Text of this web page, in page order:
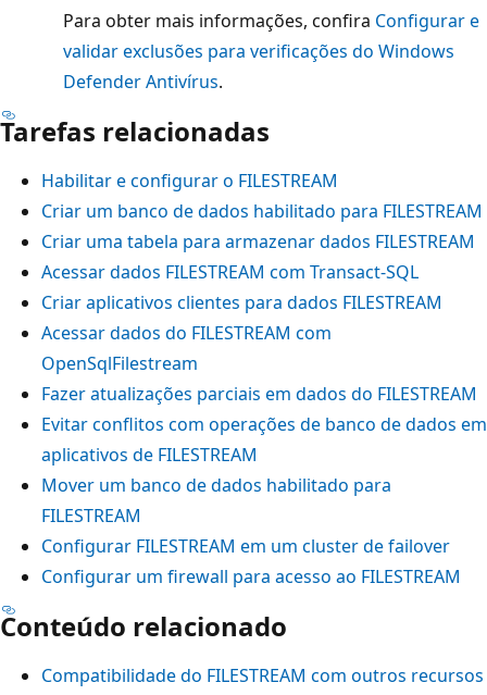
Para obter mais informações, confira Configurar e
validar exclusões para verificações do Windows
Defender Antivírus.
Tarefas relacionadas
Habilitar e configurar o FILESTREAM
Criar um banco de dados habilitado para FILESTREAM
Criar uma tabela para armazenar dados FILESTREAM
Acessar dados FILESTREAM com Transact-SQL
Criar aplicativos clientes para dados FILESTREAM
Acessar dados do FILESTREAM com
OpenSqlFilestream
Fazer atualizações parciais em dados do FILESTREAM
Evitar conflitos com operações de banco de dados em
aplicativos de FILESTREAM
Mover um banco de dados habilitado para
FILESTREAM
Configurar FILESTREAM em um cluster de failover
Configurar um firewall para acesso ao FILESTREAM
Conteúdo relacionado
Compatibilidade do FILESTREAM com outros recursos